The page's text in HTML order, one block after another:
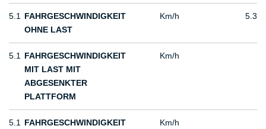
5.1 FAHRGESCHWINDIGKEIT
OHNE LAST
Km/h 5.3
5.1 FAHRGESCHWINDIGKEIT
MIT LAST MIT
ABGESENKTER
PLATTFORM
Km/h
5.1 FAHRGESCHWINDIGKEIT
Km/h